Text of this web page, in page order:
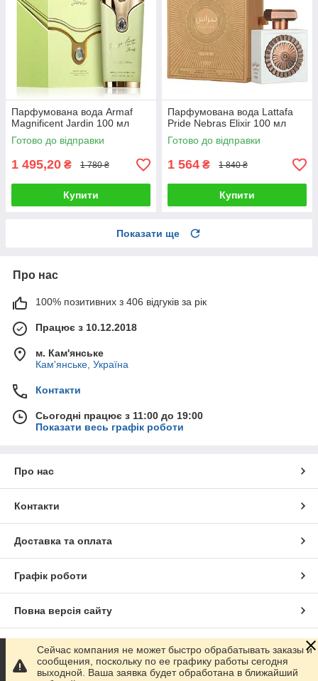
Парфумована вода Armaf
Magnificent Jardin 100 мл
Готово до відправки
1 495,20 ₴ 1 780 ₴
Купити
Парфумована вода Lattafa
Pride Nebras Elixir 100 мл
Готово до відправки
1 564 ₴ 1 840 ₴
Купити
Показати ще
Про нас
100% позитивних з 406 відгуків за рік
Працює з 10.12.2018
м. Кам'янське
Кам'янське, Україна
Контакти
Сьогодні працює з 11:00 до 19:00
Показати весь графік роботи
Про нас
Контакти
Доставка та оплата
Графік роботи
Повна версія сайту
Сайт створено на маркетплейсі Prom.ua
Сейчас компания не может быстро обрабатывать заказы и
сообщения, поскольку по ее графику работы сегодня
выходной. Ваша заявка будет обработана в ближайший